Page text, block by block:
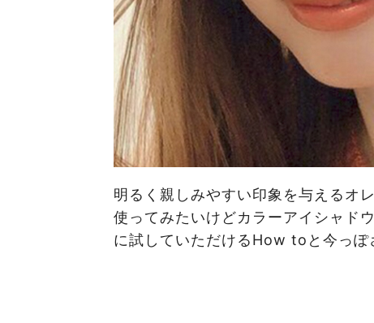
明るく親しみやすい印象を与えるオ
使ってみたいけどカラーアイシャド
に試していただけるHow toと今っぽ